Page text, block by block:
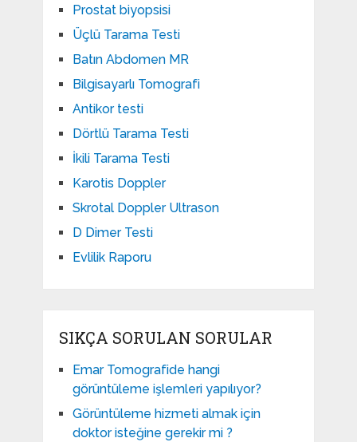
Prostat biyopsisi
Üçlü Tarama Testi
Batın Abdomen MR
Bilgisayarlı Tomografi
Antikor testi
Dörtlü Tarama Testi
İkili Tarama Testi
Karotis Doppler
Skrotal Doppler Ultrason​
D Dimer Testi
Evlilik Raporu
SIKÇA SORULAN SORULAR
Emar Tomografide hangi
görüntüleme işlemleri yapılıyor?
Görüntüleme hizmeti almak için
doktor isteğine gerekir mi ?